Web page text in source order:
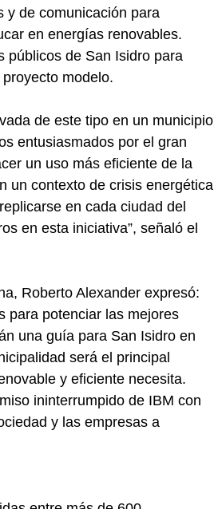
y de comunicación para
en energías renovables.
públicos de San Isidro para
modelo.
de este tipo en un municipio
entusiasmados por el gran
un uso más eficiente de la
un contexto de crisis energética
en cada ciudad del
en esta iniciativa”, señaló el
Roberto Alexander expresó:
para potenciar las mejores
una guía para San Isidro en
será el principal
y eficiente necesita.
ininterrumpido de IBM con
y las empresas a